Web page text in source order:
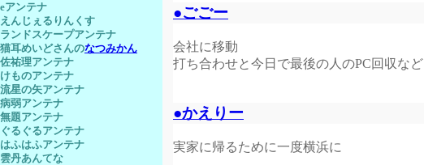
●ごごー
会社に移動
打ち合わせと今日で最後の人のPC回収など
●かえりー
実家に帰るために一度横浜に
eアンテナ
えんじぇるりんくす
ランドスケープアンテナ
猫耳めいどさんのなつみかん
佐祐理アンテナ
けものアンテナ
流星の矢アンテナ
病弱アンテナ
無題アンテナ
ぐるぐるアンテナ
はふはふアンテナ
雲丹あんてな